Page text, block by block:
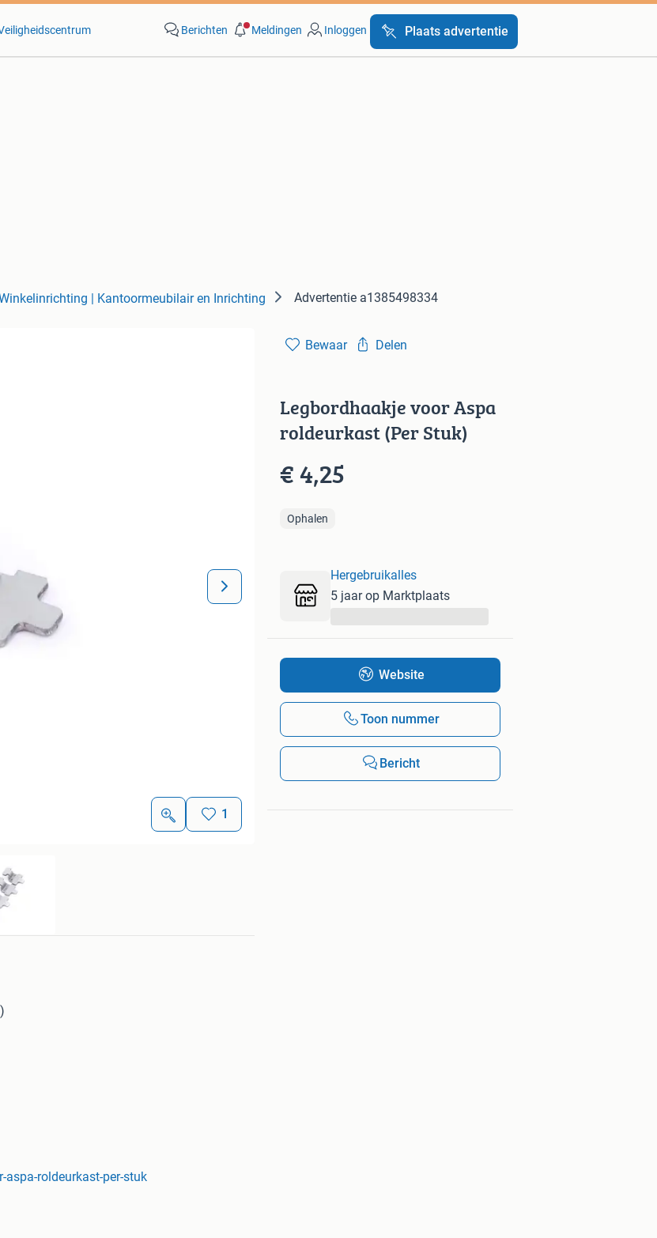
Berichten Meldingen Inloggen Plaats advertentie
| Kantoormeubilair en Inrichting Advertentie a1385498334
1
Hendrik Ido Ambacht. Wij zijn geopend
roldeurkast-per-stuk
Bewaar Delen
Legbordhaakje voor Aspa
roldeurkast (Per Stuk)
€ 4,25
Ophalen
Hergebruikalles
5 jaar op Marktplaats
Website
Toon nummer
Bericht